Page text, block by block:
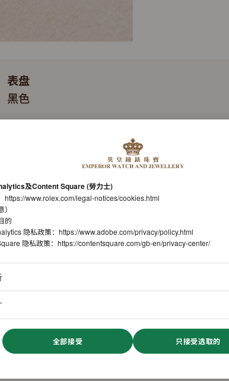
表盘
黑色
自动上链机械恒动机芯
机芯型号
劳力士3230型机芯
及Content Square (勞力士)
https://www.rolex.com/legal-notices/cookies.html
的
隐私政策： https://www.adobe.com/privacy/policy.html
隐私政策： https://contentsquare.com/gb-en/privacy-center/
全部接受 只接受选取的